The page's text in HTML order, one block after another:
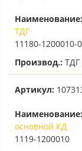
Наименование:
ТДГ
11180-1200010-
Производ.: ТДГ
Артикул:
Наименование:
основной КД
1119-1200010